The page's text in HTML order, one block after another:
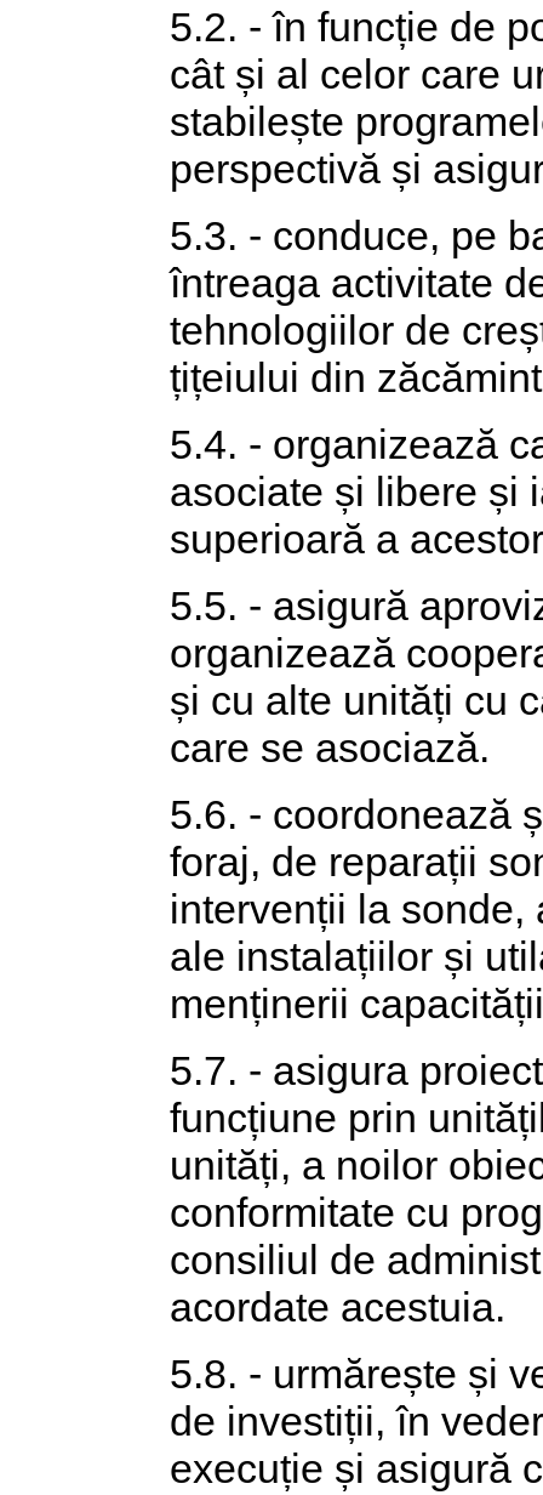
5.2. - în funcție de
cât și al celor care
stabilește
perspectivă și
5.3. - conduce, pe
întreaga activitate
tehnologiilor de
țițeiului din
5.4. - organizează
asociate și libere și
superioară a
5.5. - asigură
organizează
și cu alte unități cu
care se asociază.
5.6. - coordonează
foraj, de reparații
intervenții la
ale instalațiilor și
menținerii
5.7. - asigura
funcțiune prin
unități, a noilor
conformitate cu
consiliul de
acordate acestuia.
5.8. - urmărește și
de investiții, în
execuție și asigură